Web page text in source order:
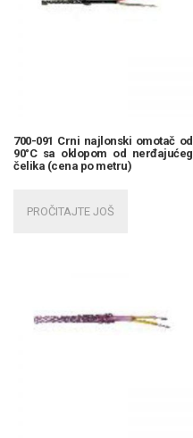
700-091 Crni najlonski omotač od
90°C sa oklopom od nerđajućeg
čelika (cena po metru)
PROČITAJTE JOŠ